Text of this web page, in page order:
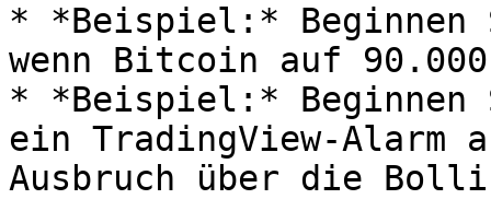
* *Beispiel:*
wenn Bitcoin auf
* *Beispiel:*
ein TradingView-
Ausbruch über die